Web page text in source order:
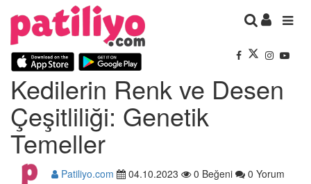
Kedilerin Renk ve Desen
Çeşitliliği: Genetik
Temeller
Patiliyo.com 04.10.2023 0 Beğeni 0 Yorum